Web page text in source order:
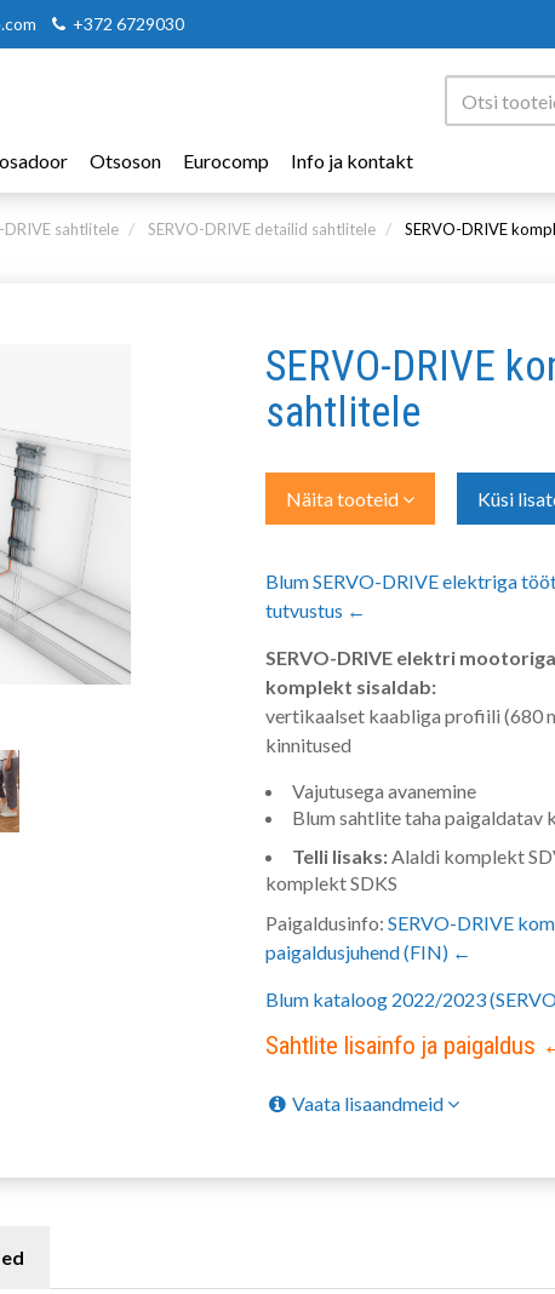
+372 6729030
Otsoson Eurocomp Info ja kontakt
DRIVE sahtlitele SERVO-DRIVE detailid sahtlitele SERVO-DRIVE
SERVO-DRIVE
sahtlitele
Näita tooteid Küsi
Blum SERVO-DRIVE elektriga
tutvustus ←
SERVO-DRIVE elektri
komplekt sisaldab:
vertikaalset kaabliga profiili (680
kinnitused
Vajutusega avanemine
Blum sahtlite taha paigaldatav
Telli lisaks:Alaldi komplekt
komplekt SDKS
Paigaldusinfo: SERVO-DRIVE
paigaldusjuhend (FIN) ←
Blum kataloog 2022/2023
Sahtlite lisainfo ja paigaldus
Vaata lisaandmeid